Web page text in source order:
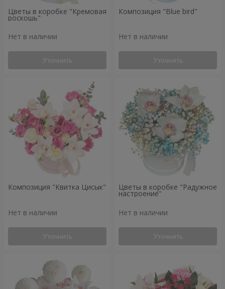
Цветы в коробке "Кремовая
роскошь"
Нет в наличии
Уточнить
Композиция "Blue bird"
Нет в наличии
Уточнить
Композиция "Квитка Цисык"
Нет в наличии
Уточнить
Цветы в коробке "Радужное
настроение"
Нет в наличии
Уточнить